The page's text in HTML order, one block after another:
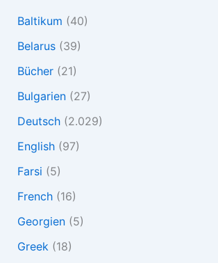
Baltikum (40)
Belarus(39)
Bücher(21)
Bulgarien(27)
Deutsch(2.029)
English(97)
Farsi (5)
French(16)
Georgien(5)
Greek (18)